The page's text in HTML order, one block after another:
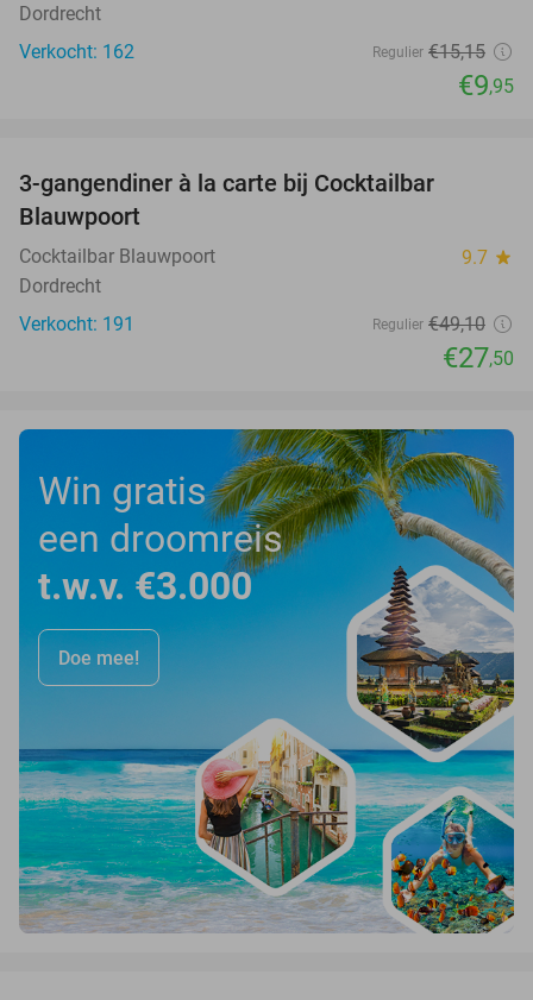
Dordrecht
Verkocht: 162
Regulier €15,15
€9,95
3-gangendiner à la carte bij Cocktailbar
Blauwpoort
Cocktailbar Blauwpoort 9.7 star
Dordrecht
Verkocht: 191
Regulier €49,10
€27,50
Win gratis
een droomreis
t.w.v. €3.000
Doe mee!